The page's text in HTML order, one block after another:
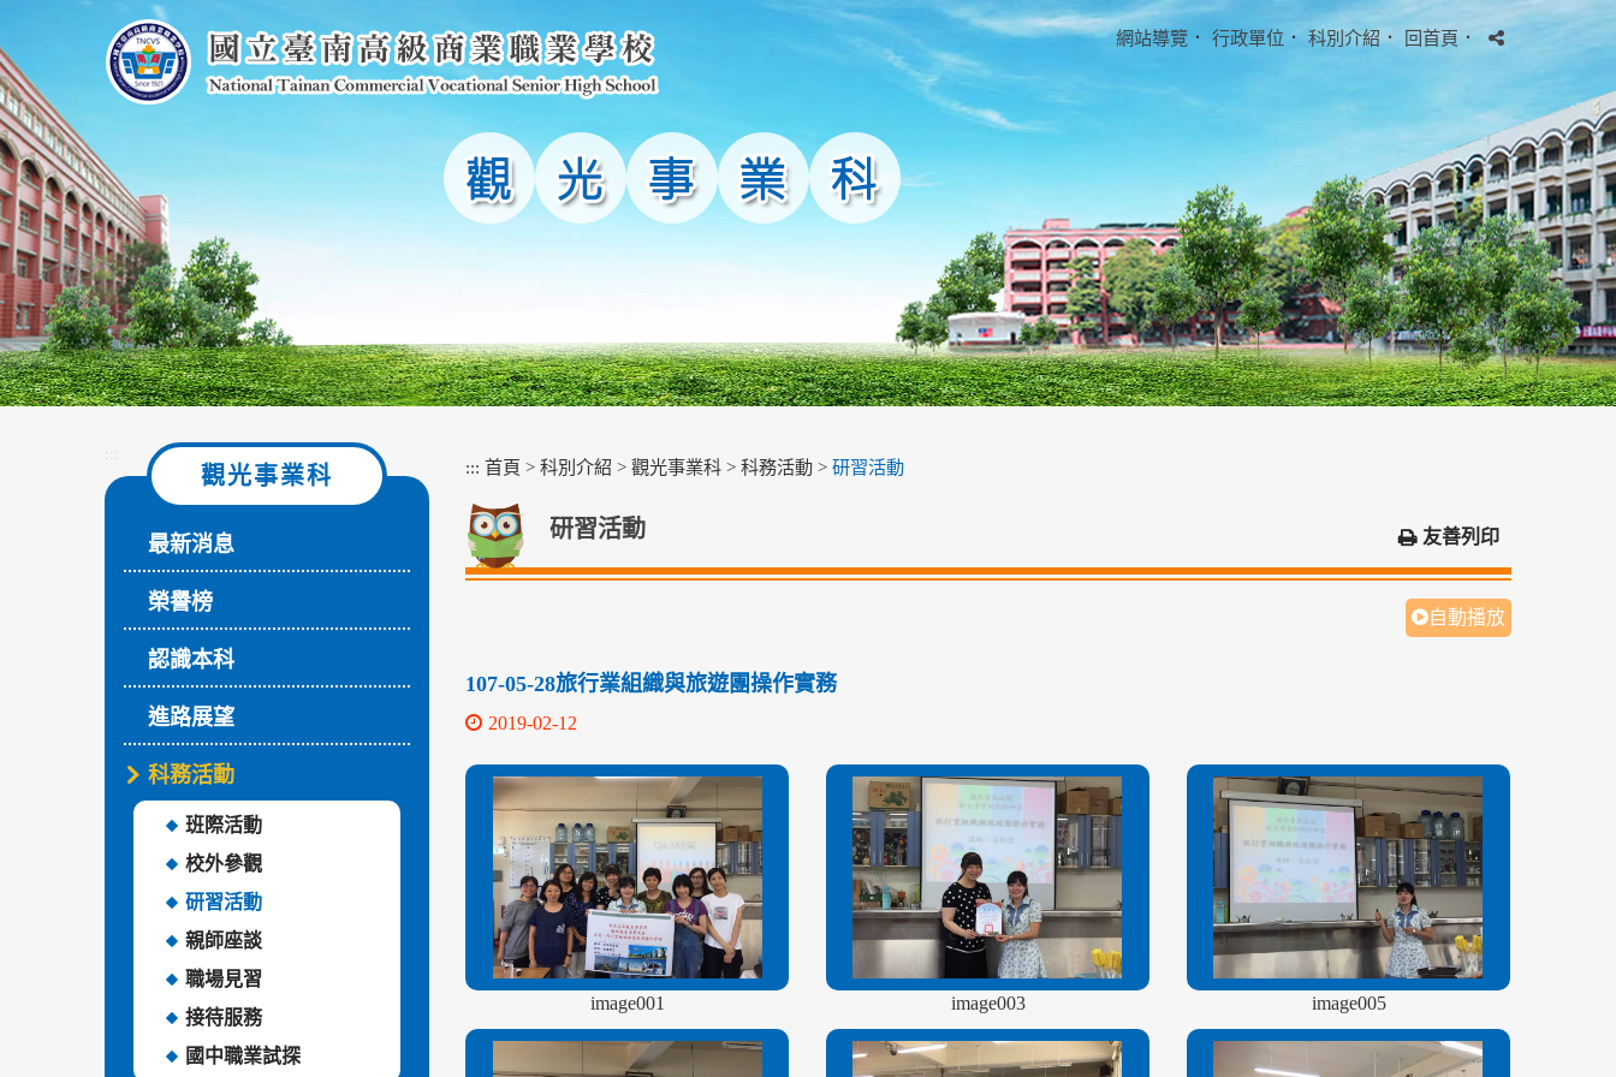
主
要
內
容
區
塊
網站導覽 ． 行政單位 ． 科別介紹． 回首頁．
:::
觀光事業科
最新消息
榮譽榜
認識本科
進路展望
科務活動
班際活動
校外參觀
研習活動
親師座談
職場見習
接待服務
國中職業試探
::: 首頁 > 科別介紹 > 觀光事業科 > 科務活動 > 研習活動
研習活動 友善列印
自動播放
107-05-28旅行業組織與旅遊團操作實務
2019-02-12
image001 image003 image005